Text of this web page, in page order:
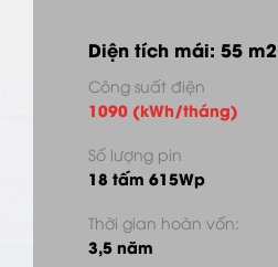
Diện tích mái: 55 m2
Công suất điện
1090 (kWh/tháng)
Số lượng pin
18 tấm 615Wp
Thời gian hoàn vốn:
3,5 năm